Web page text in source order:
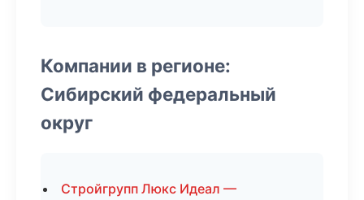
Компании в регионе:
Сибирский федеральный
округ
Стройгрупп Люкс Идеал —